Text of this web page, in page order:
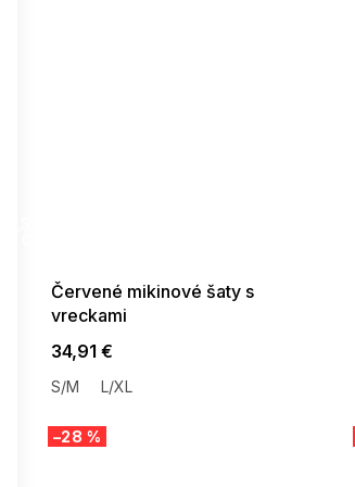
Červené mikinové šaty s
vreckami
34,91 €
S/M L/XL
–28 %